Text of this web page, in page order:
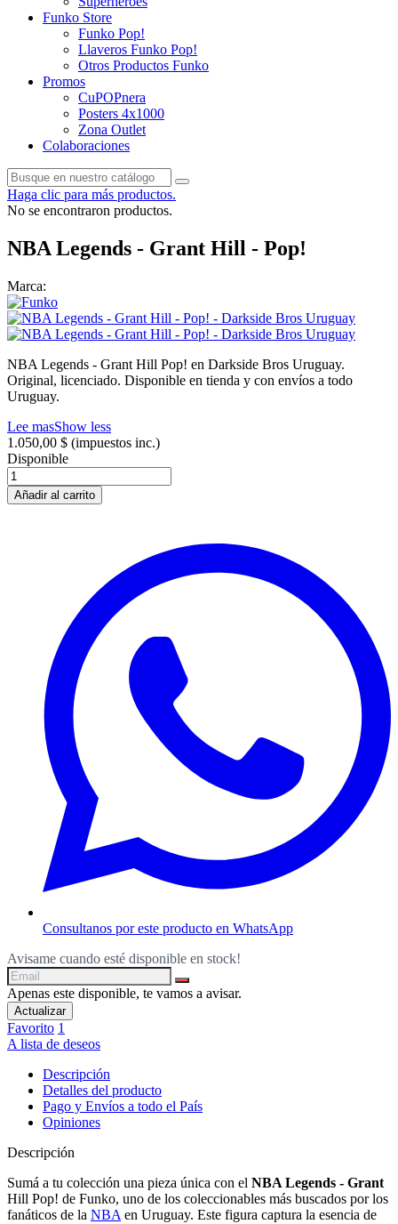
Funko Store
Funko Pop!
Llaveros Funko Pop!
Otros Productos Funko
Promos
CuPOPnera
Posters 4x1000
Zona Outlet
Colaboraciones
Haga clic para más productos.
No se encontraron productos.
NBA Legends - Grant Hill - Pop!
Marca:
NBA Legends - Grant Hill Pop! en Darkside Bros Uruguay.
Original, licenciado. Disponible en tienda y con envíos a todo
Uruguay.
Lee masShow less
1.050,00 $ (impuestos inc.)
Disponible
Añadir al carrito
Consultanos por este producto en WhatsApp
Avisame cuando esté disponible en stock!
Apenas este disponible, te vamos a avisar.
Favorito 1
A lista de deseos
Descripción
Detalles del producto
Pago y Envíos a todo el País
Opiniones
Descripción
Sumá a tu colección una pieza única con el NBA Legends - Grant
Hill Pop! de Funko, uno de los coleccionables más buscados por los
fanáticos de la NBA en Uruguay. Este figura captura la esencia de